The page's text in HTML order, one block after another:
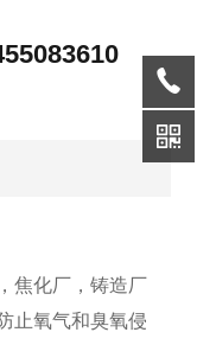
焦化厂，铸造厂
止氧气和臭氧侵